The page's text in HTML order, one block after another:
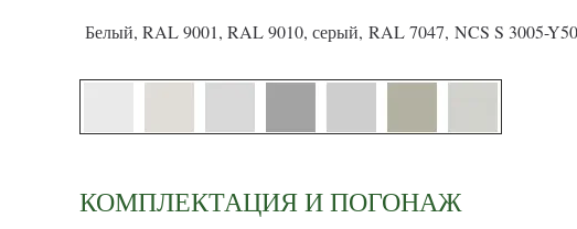
Белый, RAL 9001, RAL 9010, серый, RAL 7047, NCS S 3005-
КОМПЛЕКТАЦИЯ И ПОГОНАЖ